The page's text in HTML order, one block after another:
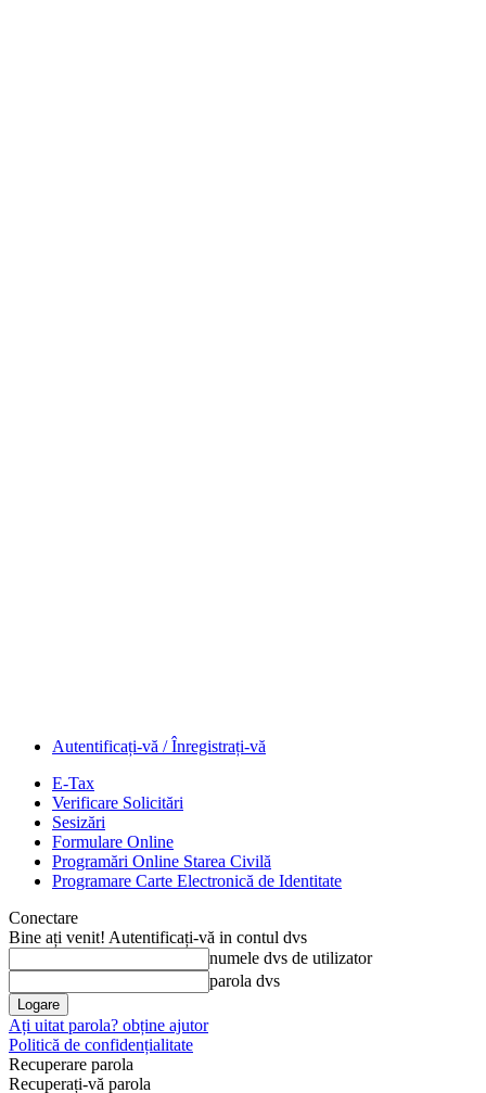
Autentificați-vă / Înregistrați-vă
E-Tax
Verificare Solicitări
Sesizări
Formulare Online
Programări Online Starea Civilă
Programare Carte Electronică de Identitate
Conectare
Bine ați venit! Autentificați-vă in contul dvs
numele dvs de utilizator
parola dvs
Ați uitat parola? obține ajutor
Politică de confidențialitate
Recuperare parola
Recuperați-vă parola